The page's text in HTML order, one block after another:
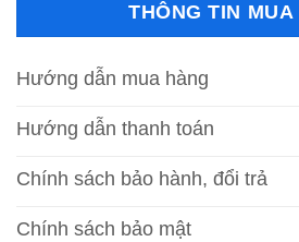
THÔNG TIN MUA
Hướng dẫn mua hàng
Hướng dẫn thanh toán
Chính sách bảo hành, đổi trả
Chính sách bảo mật